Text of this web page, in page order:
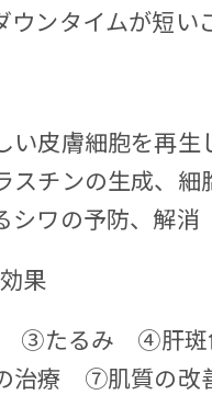
ウンタイムが短い
皮膚細胞を再生
チンの生成、細
ワの予防、解消
果
たるみ ④肝斑
治療 ⑦肌質の